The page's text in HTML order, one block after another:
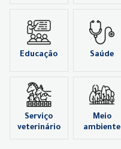
Educação Saúde
Serviço
veterinário
Meio
ambiente